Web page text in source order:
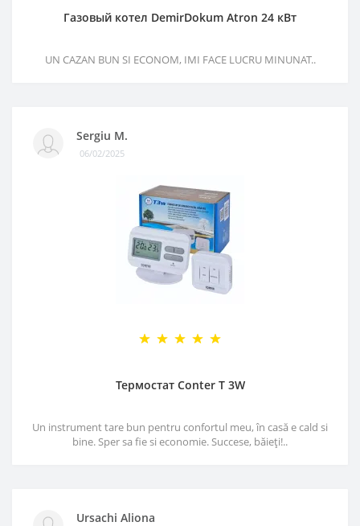
Газовый котел DemirDokum Atron 24 кВт
UN CAZAN BUN SI ECONOM, IMI FACE LUCRU MINUNAT..
Sergiu M.
06/02/2025
Термостат Conter T 3W
Un instrument tare bun pentru confortul meu, în casă e cald si
bine. Sper sa fie si economie. Succese, băieți!..
Ursachi Aliona